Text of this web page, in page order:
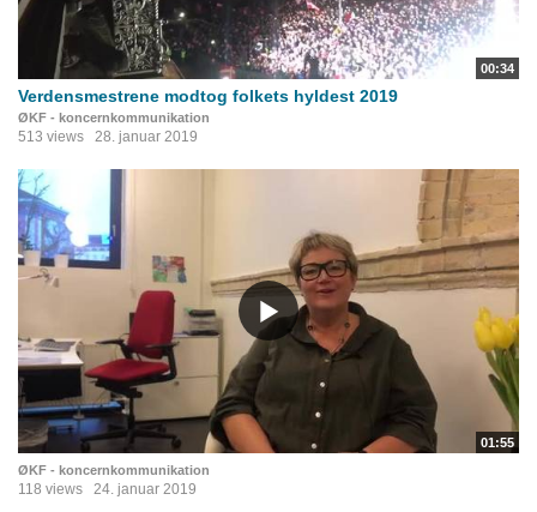
00:34
Verdensmestrene modtog folkets hyldest 2019
ØKF - koncernkommunikation
513 views 28. januar 2019
01:55
ØKF - koncernkommunikation
118 views 24. januar 2019